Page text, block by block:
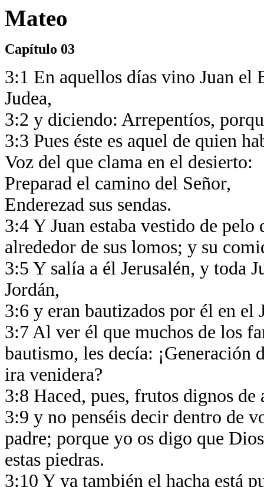
Mateo
Capítulo 03
3:1 En aquellos días vino Juan el
Judea,
3:2 y diciendo: Arrepentíos,
3:3 Pues éste es aquel de quien
Voz del que clama en el desierto:
Preparad el camino del Señor,
Enderezad sus sendas.
3:4 Y Juan estaba vestido de
alrededor de sus lomos; y su
3:5 Y salía a él Jerusalén, y toda
Jordán,
3:6 y eran bautizados por él en el
3:7 Al ver él que muchos de los
bautismo, les decía: ¡Generación
ira venidera?
3:8 Haced, pues, frutos dignos
3:9 y no penséis decir dentro de
padre; porque yo os digo que
estas piedras.
3:10 Y ya también el hacha está